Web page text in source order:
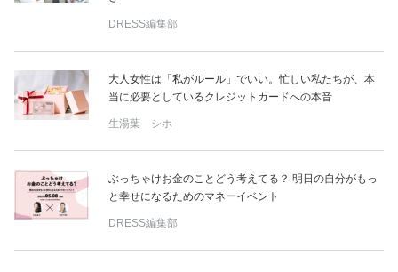
DRESS編集部
大人女性は「私がルール」でいい。忙しい私たちが、本
当に必要としているクレジットカードへの本音
生湯葉 シホ
ぶっちゃけお金のことどう考えてる？ 明日の自分がもっ
と幸せになるためのマネーイベント
DRESS編集部